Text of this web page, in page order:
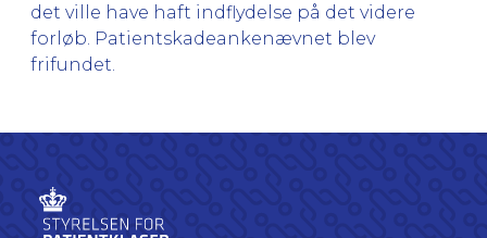
det ville have haft indflydelse på det videre
forløb. Patientskadeankenævnet blev
frifundet.